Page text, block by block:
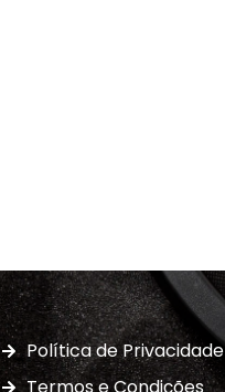
Política de Privacidade